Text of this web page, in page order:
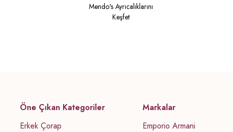
Mendo's Ayrıcalıklarını
Keşfet
Öne Çıkan Kategoriler
Erkek Çorap
Markalar
Emporio Armani